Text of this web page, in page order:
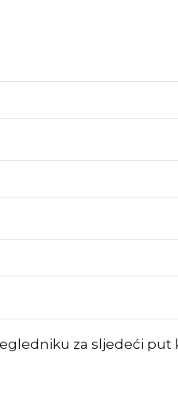
za sljedeći put